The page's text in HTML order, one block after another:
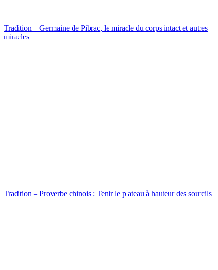
Tradition – Germaine de Pibrac, le miracle du corps intact et autres
miracles
Tradition – Proverbe chinois : Tenir le plateau à hauteur des sourcils